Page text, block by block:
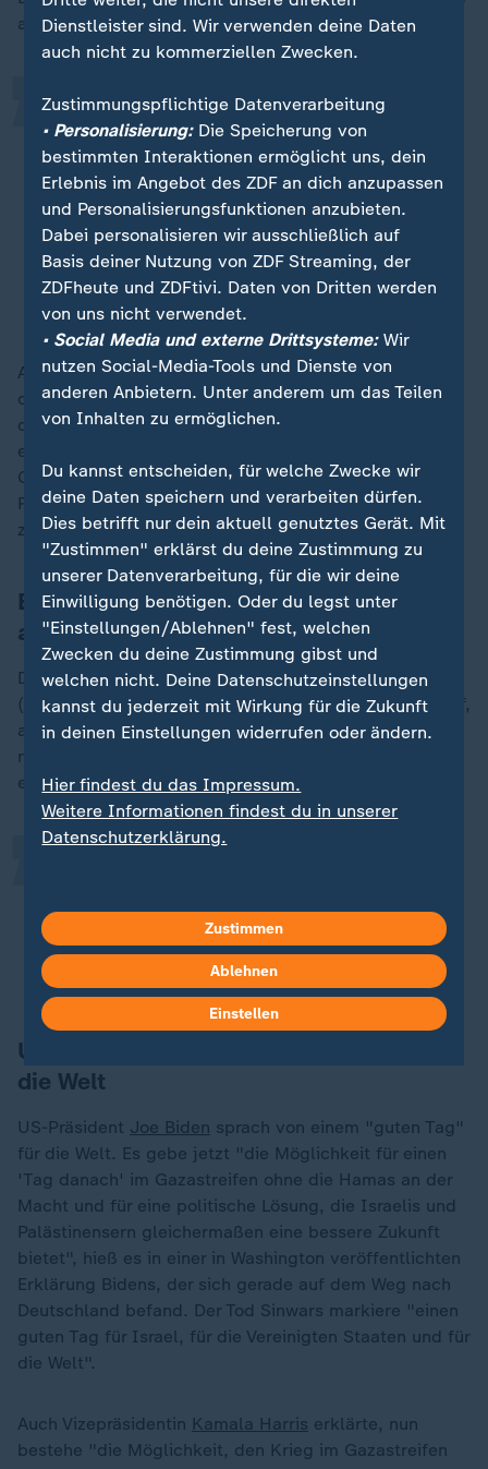
an die Menschen im Gazastreifen:
Dies ist der Beginn des Tags nach
Hamas und eine Gelegenheit für
euch, Einwohner des Gazastreifens,
euch von ihrer
Unterdrückungsherrschaft zu
befreien.
„
Benjamin Netanjahu, Israels Ministerpräsident
An die Geiselnehmer im Gazastreifen gewandt sagte
der Regierungschef: "Wer seine Waffen niederlegt und
die Geiseln zurückgibt - dem werden wir es
ermöglichen, herauszukommen und zu überleben."
Gleichzeitig drohte er, man werde mit jedem "die
Rechnung begleichen", der den Geiseln Schaden
zufüge.
Baerbock fordert Hamas zum Handeln
auf
Deutschlands AußenministerinAnnalena Baerbock
(Grüne) forderte die Hamas nach dem Tod Sinwars auf,
alle Geiseln freizulassen und die Waffen
niederzulegen. "Das Leid der Menschen in Gaza muss
endlich aufhören", erklärt die Grünen-Politikerin.
Menschen vernichten wollte.
„
Annalena Baerbock, Bundesaußenministerin
US-Präsident Biden: Ein "guter Tag" für
die Welt
US-Präsident Joe Biden sprach von einem "guten Tag"
für die Welt. Es gebe jetzt "die Möglichkeit für einen
'Tag danach' im Gazastreifen ohne die Hamas an der
Macht und für eine politische Lösung, die Israelis und
Palästinensern gleichermaßen eine bessere Zukunft
bietet", hieß es in einer in Washington veröffentlichten
Erklärung Bidens, der sich gerade auf dem Weg nach
Deutschland befand. Der Tod Sinwars markiere "einen
guten Tag für Israel, für die Vereinigten Staaten und für
die Welt".
Auch Vizepräsidentin Kamala Harris erklärte, nun
bestehe "die Möglichkeit, den Krieg im Gazastreifen
Dienstleister sind. Wir verwenden deine Daten
auch nicht zu kommerziellen Zwecken.
Zustimmungspflichtige Datenverarbeitung
• Personalisierung:Die Speicherung von
bestimmten Interaktionen ermöglicht uns, dein
Erlebnis im Angebot des ZDF an dich anzupassen
und Personalisierungsfunktionen anzubieten.
Dabei personalisieren wir ausschließlich auf
Basis deiner Nutzung von ZDF Streaming, der
ZDFheute und ZDFtivi. Daten von Dritten werden
von uns nicht verwendet.
• Social Media und externe Drittsysteme:Wir
nutzen Social-Media-Tools und Dienste von
anderen Anbietern. Unter anderem um das Teilen
von Inhalten zu ermöglichen.
Du kannst entscheiden, für welche Zwecke wir
deine Daten speichern und verarbeiten dürfen.
Dies betrifft nur dein aktuell genutztes Gerät. Mit
"Zustimmen" erklärst du deine Zustimmung zu
unserer Datenverarbeitung, für die wir deine
Einwilligung benötigen. Oder du legst unter
"Einstellungen/Ablehnen" fest, welchen
Zwecken du deine Zustimmung gibst und
welchen nicht. Deine Datenschutzeinstellungen
kannst du jederzeit mit Wirkung für die Zukunft
in deinen Einstellungen widerrufen oder ändern.
Hier findest du das Impressum.
Weitere Informationen findest du in unserer
Datenschutzerklärung.
Zustimmen
Ablehnen
Einstellen